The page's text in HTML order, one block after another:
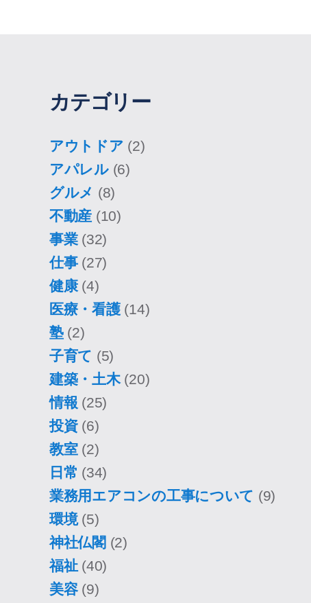
カテゴリー
アウトドア (2)
アパレル(6)
グルメ (8)
不動産 (10)
事業(32)
仕事(27)
健康(4)
医療・看護(14)
塾(2)
子育て (5)
建築・土木(20)
情報 (25)
投資(6)
教室(2)
日常 (34)
業務用エアコンの工事について (9)
環境(5)
神社仏閣 (2)
福祉(40)
美容(9)